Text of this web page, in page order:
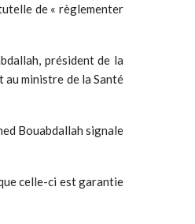
de « règlementer
président de la
au ministre de la Santé
Bouabdallah signale
celle-ci est garantie